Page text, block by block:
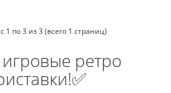
1 по 3 из 3 (всего 1 страниц)
ретро